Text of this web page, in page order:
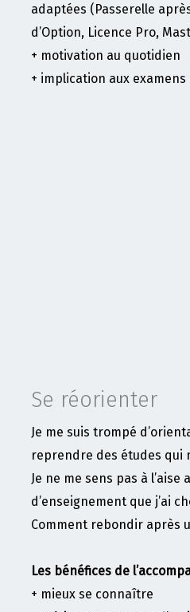
adaptées (Passerelle
d’Option, Licence Pro,
+ motivation au quotidien
+ implication aux examens
Se réorienter
Je me suis trompé
reprendre des études qui
Je ne me sens pas à l’aise
d’enseignement que j’ai
Comment rebondir après
Les bénéfices de
+ mieux se connaître